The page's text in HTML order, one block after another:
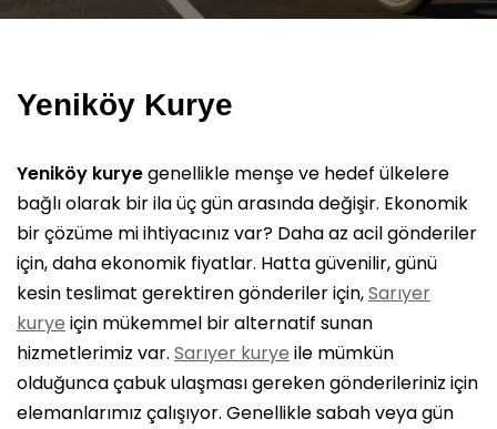
Yeniköy Kurye
Yeniköy kuryegenellikle menşe ve hedef ülkelere
bağlı olarak bir ila üç gün arasında değişir. Ekonomik
bir çözüme mi ihtiyacınız var? Daha az acil gönderiler
için, daha ekonomik fiyatlar. Hatta güvenilir, günü
kesin teslimat gerektiren gönderiler için,Sarıyer
kurye için mükemmel bir alternatif sunan
hizmetlerimiz var. Sarıyer kurye ile mümkün
olduğunca çabuk ulaşması gereken gönderileriniz için
elemanlarımız çalışıyor. Genellikle sabah veya gün